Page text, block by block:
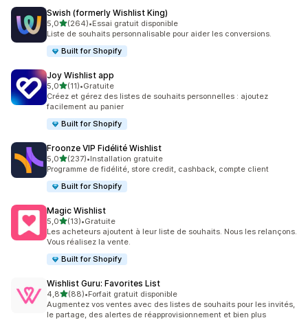
Swish (formerly Wishlist King)
5,0étoile(s) sur 5
(264)
264 avis au total
•Essai gratuit disponible
Liste de souhaits personnalisable pour aider les conversions.
Built for Shopify
Joy Wishlist app
5,0étoile(s) sur 5
(11)
11 avis au total
•Gratuite
Créez et gérez des listes de souhaits personnelles : ajoutez
facilement au panier
Built for Shopify
Froonze VIP Fidélité Wishlist
5,0étoile(s) sur 5
(237)
237 avis au total
•Installation gratuite
Programme de fidélité, store credit, cashback, compte client
Built for Shopify
Magic Wishlist
5,0étoile(s) sur 5
(13)
13 avis au total
•Gratuite
Les acheteurs ajoutent à leur liste de souhaits. Nous les relançons.
Vous réalisez la vente.
Built for Shopify
Wishlist Guru: Favorites List
4,8étoile(s) sur 5
(88)
88 avis au total
•Forfait gratuit disponible
Augmentez vos ventes avec des listes de souhaits pour les invités,
le partage, des alertes de réapprovisionnement et bien plus